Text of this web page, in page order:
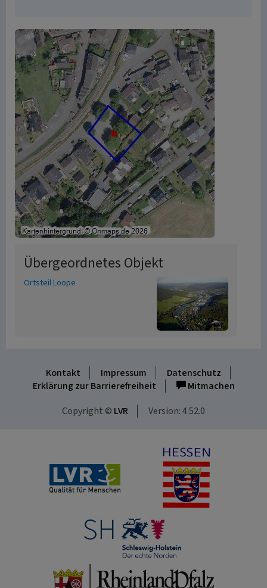
Übergeordnetes Objekt
Ortsteil Loope
Kontakt Impressum
Datenschutz
Erklärung zur Barrierefreiheit
Mitmachen
Copyright © LVR Version: 4.52.0